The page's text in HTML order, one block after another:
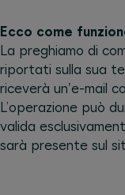
Ecco come
La preghiamo di
riportati sulla sua
riceverà un'e-mail
L’operazione può
valida
sarà presente sul